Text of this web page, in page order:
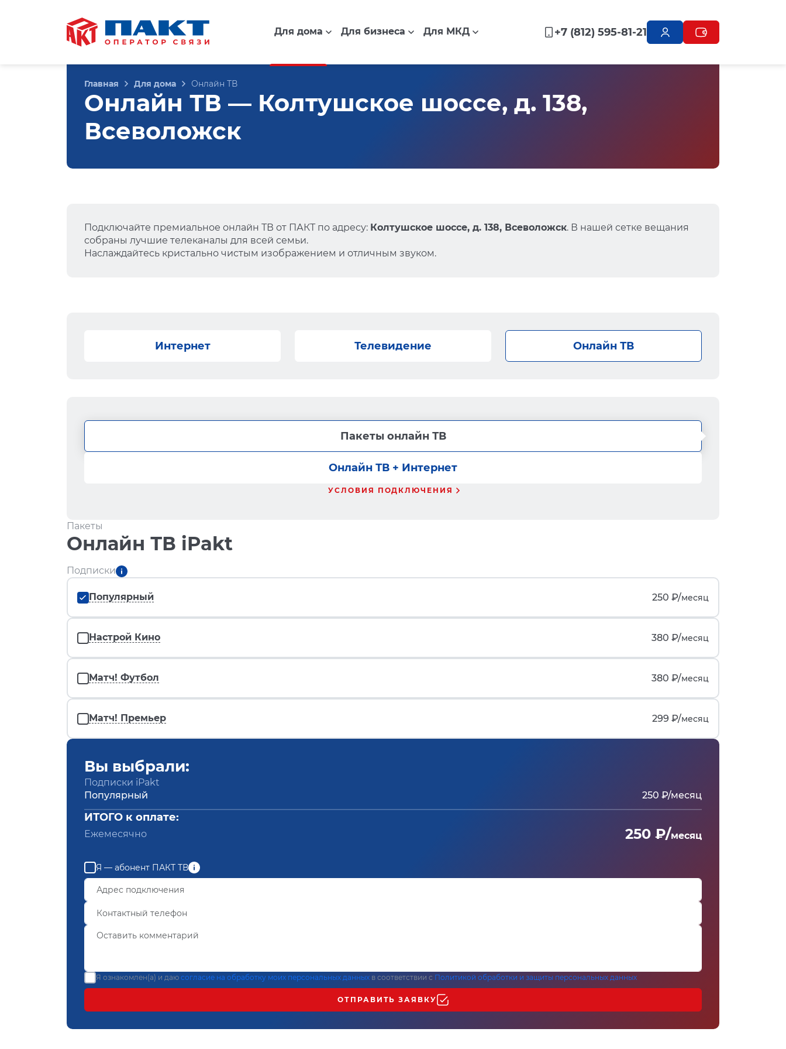
Для дома Для бизнеса Для МКД +7 (812) 595-81-21
Главная Для дома Онлайн ТВ
Онлайн ТВ — Колтушское шоссе, д. 138,
Всеволожск
Подключайте премиальное онлайн ТВ от ПАКТ по адресу: Колтушское шоссе, д. 138, Всеволожск. В нашей сетке вещания
собраны лучшие телеканалы для всей семьи.
Наслаждайтесь кристально чистым изображением и отличным звуком.
Интернет Телевидение Онлайн ТВ
Пакеты онлайн ТВ
Онлайн ТВ + Интернет
УСЛОВИЯ ПОДКЛЮЧЕНИЯ
Пакеты
Онлайн ТВ iPakt
Подписки
Популярный 250 ₽/месяц
Настрой Кино 380 ₽/месяц
Матч! Футбол 380 ₽/месяц
Матч! Премьер 299 ₽/месяц
Вы выбрали:
Подписки iPakt
Популярный
250 ₽/месяц
ИТОГО к оплате:
Ежемесячно 250 ₽/месяц
Я — абонент ПАКТ ТВ
Я ознакомлен(а) и даю согласие на обработку моих персональных данных в соответствии с Политикой обработки и защиты персональных данных
ОТПРАВИТЬ ЗАЯВКУ